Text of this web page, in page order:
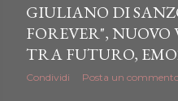
GIULIANO DI
FOREVER",
TRA FUTURO,
Condividi Posta un